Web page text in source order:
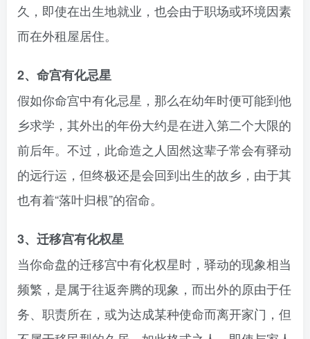
久，即使在出生地就业，也会由于职场或环境因素
而在外租屋居住。
2、命宫有化忌星
假如你命宫中有化忌星，那么在幼年时便可能到他
乡求学，其外出的年份大约是在进入第二个大限的
前后年。不过，此命造之人固然这辈子常会有驿动
的远行运，但终极还是会回到出生的故乡，由于其
也有着“落叶归根”的宿命。
3、迁移宫有化权星
当你命盘的迁移宫中有化权星时，驿动的现象相当
频繁，是属于往返奔腾的现象，而出外的原由于任
务、职责所在，或为达成某种使命而离开家门，但